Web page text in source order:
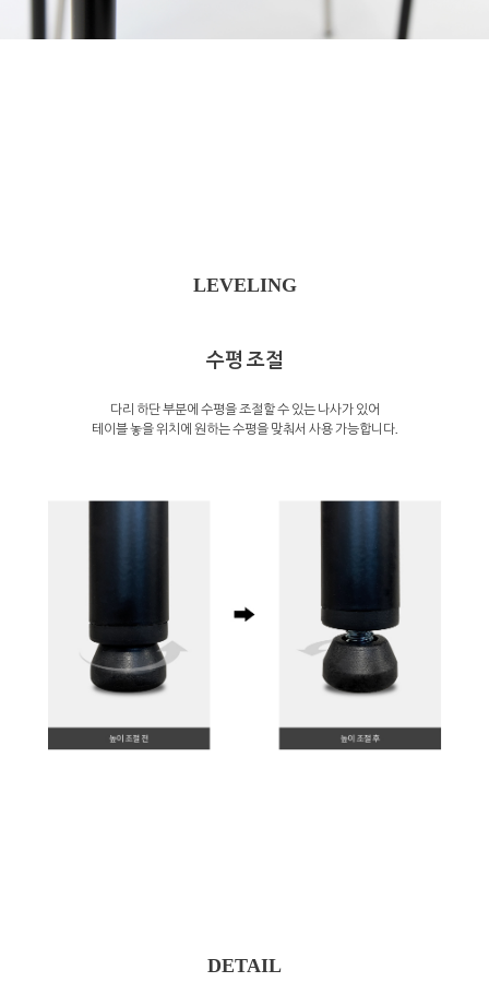
LEVELING
수평 조절
다리 하단 부분에 수평을 조절할 수 있는 나사가 있어
테이블 놓을 위치에 원하는 수평을 맞춰서 사용 가능합니다.
DETAIL